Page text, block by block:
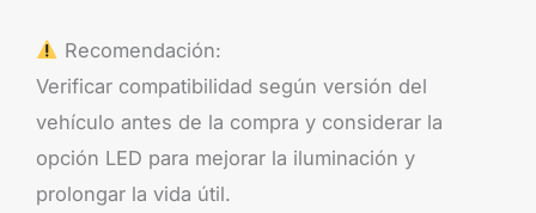
Recomendación:
Verificar compatibilidad según versión del
vehículo antes de la compra y considerar la
opción LED para mejorar la iluminación y
prolongar la vida útil.